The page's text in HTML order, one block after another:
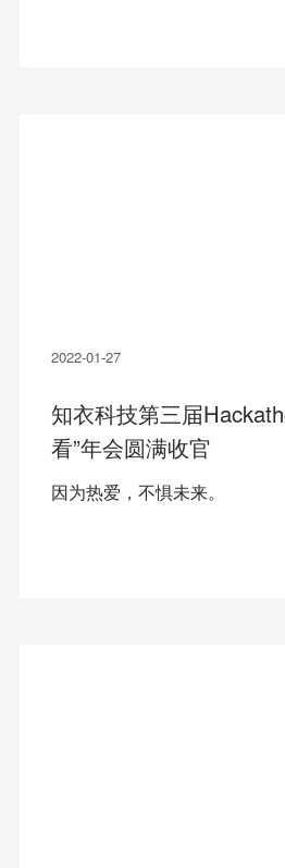
2022-01-27
知衣科技第三届
看”年会圆满收官
因为热爱，不惧未来。